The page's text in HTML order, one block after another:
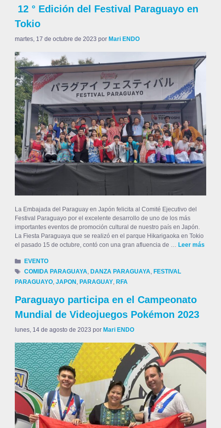
12 ° Edición del Festival Paraguayo en
Tokio
martes, 17 de octubre de 2023 por Mari ENDO
La Embajada del Paraguay en Japón felicita al Comité Ejecutivo del
Festival Paraguayo por el excelente desarrollo de uno de los más
importantes eventos de promoción cultural de nuestro país en Japón.
La Fiesta Paraguaya que se realizó en el parque Hikarigaoka en Tokio
el pasado 15 de octubre, contó con una gran afluencia de … Leer más
EVENTO
COMIDA PARAGUAYA, DANZA PARAGUAYA, FESTIVAL
PARAGUAYO, JAPON , PARAGUAY, RFA
Paraguayo participa en el Campeonato
Mundial de Videojuegos Pokémon 2023
lunes, 14 de agosto de 2023 por Mari ENDO